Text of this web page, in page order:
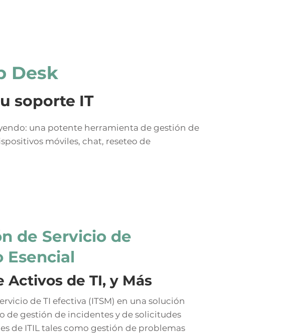
Desk
soporte IT
una potente herramienta de gestión de
móviles, chat, reseteo de
de Servicio de
Esencial
Activos de TI, y Más
de TI efectiva (ITSM) en una solución
de gestión de incidentes y de solicitudes
de ITIL tales como gestión de problemas